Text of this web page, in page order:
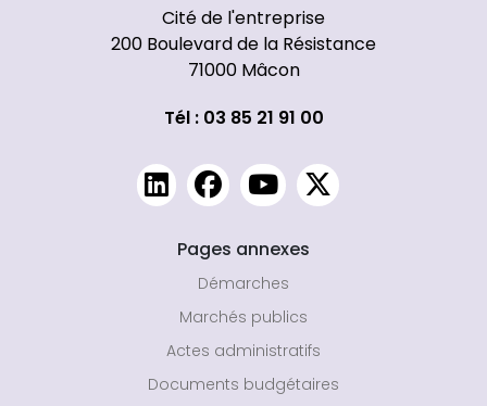
Cité de l'entreprise
200 Boulevard de la Résistance
71000 Mâcon
Tél : 03 85 21 91 00
Pages annexes
Démarches
Marchés publics
Actes administratifs
Documents budgétaires